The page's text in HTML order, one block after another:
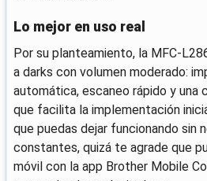
Lo mejor en uso real
Por su planteamiento, la MFC-
a darks con volumen moderado:
automática, escaneo rápido y una
que facilita la implementación
que puedas dejar funcionando sin
constantes, quizá te agrade que
móvil con la app Brother Mobile